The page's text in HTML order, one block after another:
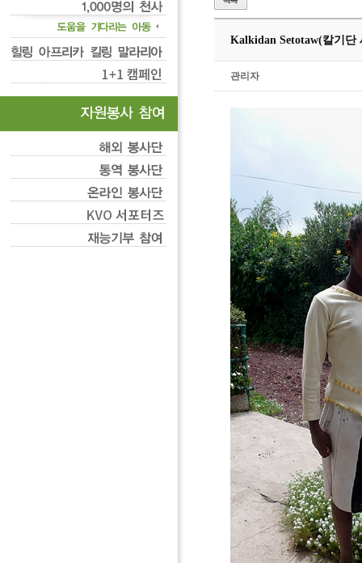
Kalkidan Setotaw(칼기단
관리자